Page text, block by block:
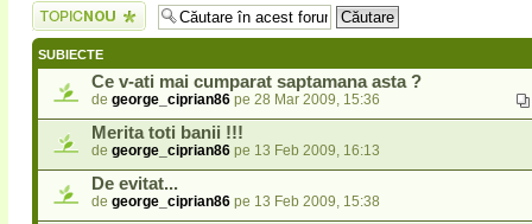
Scrie un subiect
nou
SUBIECTE
Ce v-ati mai cumparat saptamana asta ?
de george_ciprian86 pe 28 Mar 2009, 15:36
Merita toti banii !!!
de george_ciprian86 pe 13 Feb 2009, 16:13
De evitat...
de george_ciprian86 pe 13 Feb 2009, 15:38